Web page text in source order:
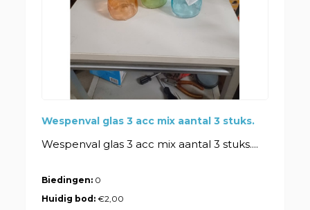
Wespenval glas 3 acc mix aantal 3 stuks.
Wespenval glas 3 acc mix aantal 3 stuks....
Biedingen: 0
Huidig bod:€2,00